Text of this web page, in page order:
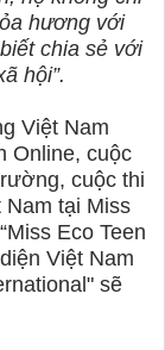
hương với
chia sẻ với
hội”.
Việt Nam
Online, cuộc
cuộc thi
Nam tại Miss
Eco Teen
Việt Nam
sẽ